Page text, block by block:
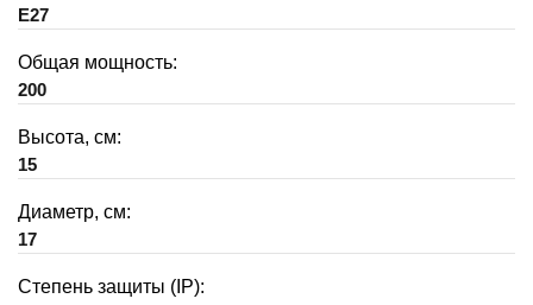
E27
Общая мощность:
200
Высота, см:
15
Диаметр, см:
17
Степень защиты (IP):